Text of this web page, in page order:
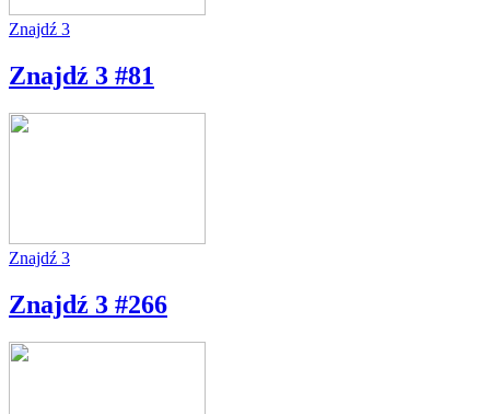
Znajdź 3
Znajdź 3 #81
Znajdź 3
Znajdź 3 #266